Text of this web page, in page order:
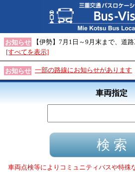
お知らせ
【伊勢】7月1日～9月末まで、道
[すべてを表示]
お知らせ 一部の路線にお知らせがあります
車両指定
車両点検等によりコミュニティバスや特殊